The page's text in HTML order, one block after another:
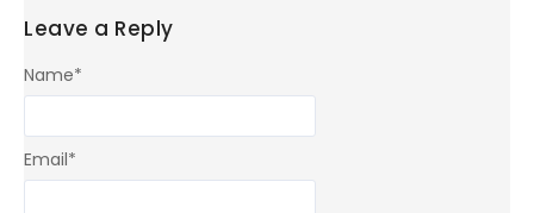
Leave a Reply
Name*
Email*